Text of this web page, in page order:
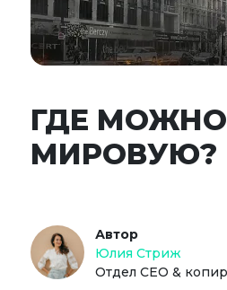
ГДЕ МОЖНО
МИРОВУЮ?
Автор
Юлия Стриж
Отдел СЕО &